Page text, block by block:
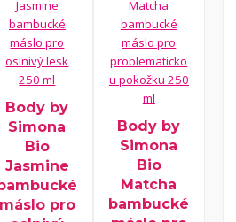
Body by
Simona
Bio
Jasmine
máslo pro
Body by
Simona
Bio
Matcha
bambucké